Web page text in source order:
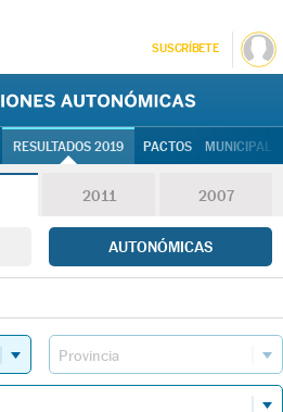
SUSCRÍBETE
RESULTADOS 2019 PACTOS
2011 2007
AUTONÓMICAS